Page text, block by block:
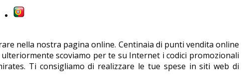
nella nostra pagina online. Centinaia di punti vendita online
scoviamo per te su Internet i codici promozionali
Ti consigliamo di realizzare le tue spese in siti web di